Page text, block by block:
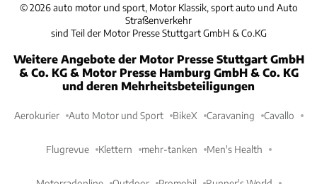
©2026 auto motor und sport, Motor Klassik, sport auto und Auto
Straßenverkehr
sind Teil der Motor Presse Stuttgart GmbH & Co.KG
Weitere Angebote der Motor Presse Stuttgart GmbH
& Co. KG & Motor Presse Hamburg GmbH & Co. KG
und deren Mehrheitsbeteiligungen
Aerokurier Auto Motor und Sport BikeX Caravaning Cavallo
Flugrevue Klettern mehr-tanken Men's Health